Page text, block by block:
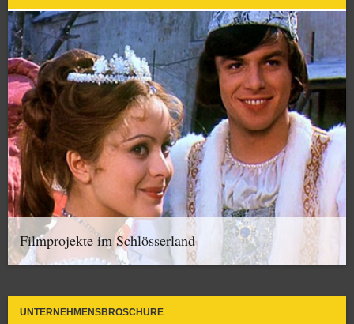
Filmprojekte im Schlösserland
UNTERNEHMENSBROSCHÜRE